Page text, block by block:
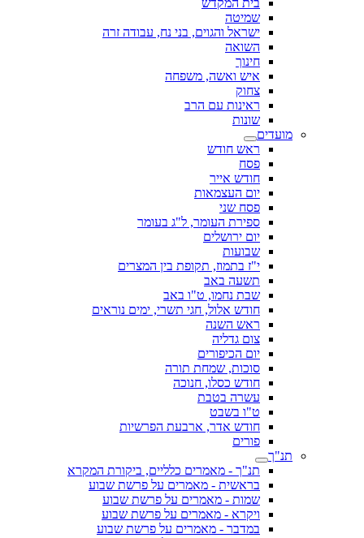
בית המקדש
שמיטה
ישראל והגוים, בני נח, עבודה זרה
השואה
חינוך
איש ואשה, משפחה
צחוק
ראינות עם הרב
שונות
מועדים
ראש חודש
פסח
חודש אייר
יום העצמאות
פסח שני
ספירת העומר, ל"ג בעומר
יום ירושלים
שבועות
י"ז בתמוז, תקופת בין המצרים
תשעה באב
שבת נחמו, ט"ו באב
חודש אלול, חגי תשרי, ימים נוראים
ראש השנה
צום גדליה
יום הכיפורים
סוכות, שמחת תורה
חודש כסלו, חנוכה
עשרה בטבת
ט"ו בשבט
חודש אדר, ארבעת הפרשיות
פורים
תנ"ך
תנ"ך - מאמרים כלליים, ביקורת המקרא
בראשית - מאמרים על פרשת שבוע
שמות - מאמרים על פרשת שבוע
ויקרא - מאמרים על פרשת שבוע
במדבר - מאמרים על פרשת שבוע